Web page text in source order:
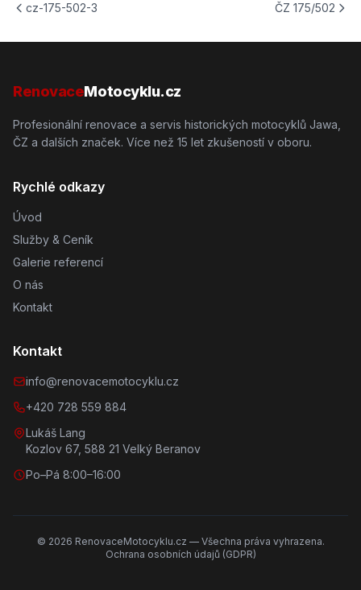
cz-175-502-3 ČZ 175/502
RenovaceMotocyklu.cz
Profesionální renovace a servis historických motocyklů Jawa,
ČZ a dalších značek. Více než 15 let zkušeností v oboru.
Rychlé odkazy
Úvod
Služby & Ceník
Galerie referencí
O nás
Kontakt
Kontakt
info@renovacemotocyklu.cz
+420 728 559 884
Lukáš Lang
Kozlov 67, 588 21 Velký Beranov
Po–Pá 8:00–16:00
© 2026 RenovaceMotocyklu.cz — Všechna práva vyhrazena.
Ochrana osobních údajů (GDPR)